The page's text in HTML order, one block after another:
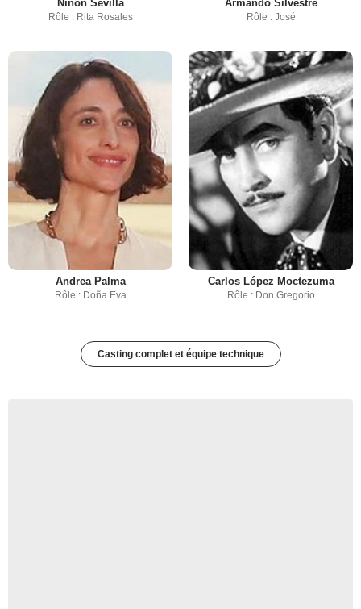
Ninon Sevilla
Rôle : Rita Rosales
Armando Silvestre
Rôle : José
Andrea Palma
Rôle : Doña Eva
Carlos López Moctezuma
Rôle : Don Gregorio
Casting complet et équipe technique